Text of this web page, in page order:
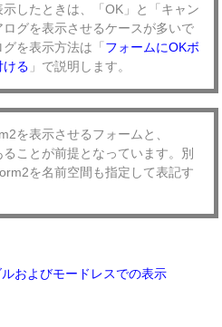
したときは、「OK」と「キャン
グを表示させるケースが多いで
を表示方法は「 フォームにOKボ
ける 」で説明します。
を表示させるフォームと、
ことが前提となっています。別
を名前空間も指定して表記す
およびモードレスでの表示